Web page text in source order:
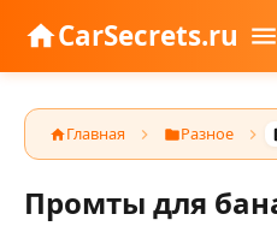
CarSecrets.ru
Главная Разное
Промты для